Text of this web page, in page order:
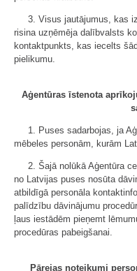
3. Visus jautājumus, kas
risina uzņēmēja dalībvalsts
kontaktpunkts, kas iecelts
pielikumu.
Aģentūras īstenota
1. Puses sadarbojas, ja
mēbeles personām, kurām
2. Šajā nolūkā Aģentūra
no Latvijas puses nosūta
atbildīgā personāla
palīdzību dāvinājumu
ļaus iestādēm pieņemt
procedūras pabeigšanai.
Pārejas noteikumi